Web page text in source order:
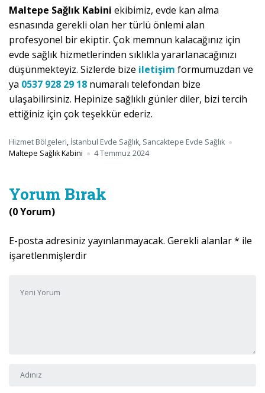
Maltepe Sağlık Kabini ekibimiz, evde kan alma
esnasında gerekli olan her türlü önlemi alan
profesyonel bir ekiptir. Çok memnun kalacağınız için
evde sağlık hizmetlerinden sıklıkla yararlanacağınızı
düşünmekteyiz. Sizlerde bize iletişim formumuzdan ve
ya 0537 928 29 18 numaralı telefondan bize
ulaşabilirsiniz. Hepinize sağlıklı günler diler, bizi tercih
ettiğiniz için çok teşekkür ederiz.
Hizmet Bölgeleri, İstanbul Evde Sağlık, Sancaktepe Evde Sağlık
Maltepe Sağlık Kabini
4 Temmuz 2024
Yorum Bırak
(0 Yorum)
E-posta adresiniz yayınlanmayacak. Gerekli alanlar* ile
işaretlenmişlerdir
Adı ve Soyadı